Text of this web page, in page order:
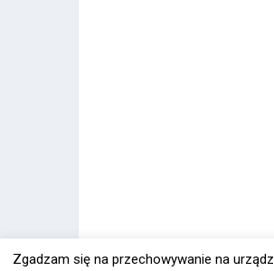
Zgadzam się na przechowywanie na